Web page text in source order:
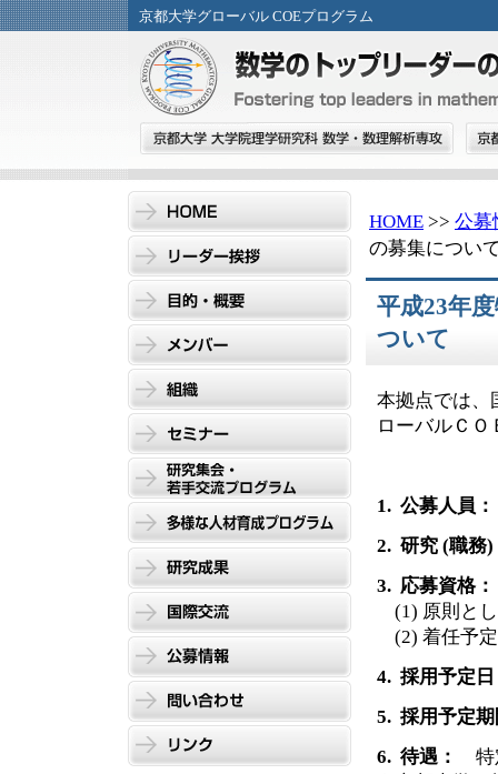
京都大学グローバル COEプログラム
HOME >> 公募
の募集につい
平成23年
ついて
本拠点では、
ローバルＣ
1. 公募人員
2. 研究 (職務)
3. 応募資格：
(1) 原則とし
(2) 着任予
4. 採用予定日
5. 採用予定
6. 待遇：
特